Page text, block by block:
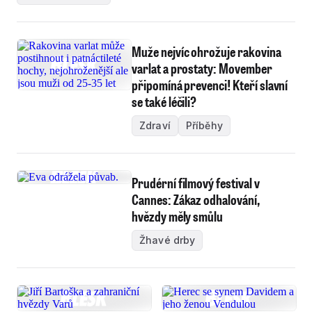
Muže nejvíc ohrožuje rakovina
varlat a prostaty: Movember
připomíná prevenci! Kteří slavní
se také léčili?
Zdraví Příběhy
Prudérní filmový festival v
Cannes: Zákaz odhalování,
hvězdy měly smůlu
Žhavé drby